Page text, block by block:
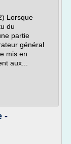
Lorsque
du
partie
général
mis en
aux...
-